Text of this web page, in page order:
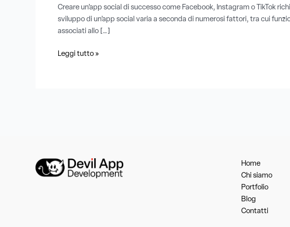
Creare un’app social di successo come Facebook, Instagram o TikTok
sviluppo di un’app social varia a seconda di numerosi fattori, tra cui
associati allo […]
Leggi tutto »
Home
Chi siamo
Portfolio
Blog
Contatti